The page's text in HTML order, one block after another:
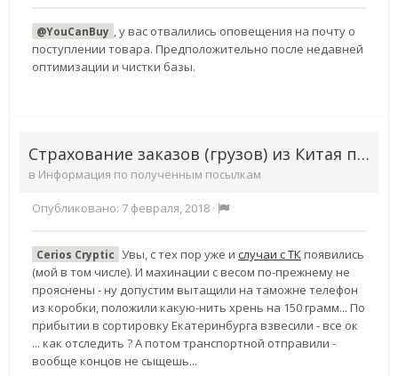
@YouCanBuy , у вас отвалились оповещения на почту о
поступлении товара. Предположительно после недавней
оптимизации и чистки базы.
Страхование заказов (грузов) из Китая предусмотрена?
в Информация по полученным посылкам
Опубликовано: 7 февраля, 2018 ·
Cerios Cryptic Увы, с тех пор уже и случаи с ТК появились
(мой в том числе). И махинации с весом по-прежнему не
прояснены - ну допустим вытащили на таможне телефон
из коробки, положили какую-нить хрень на 150 грамм... По
прибытии в сортировку Екатеринбурга взвесили - все ок
... как отследить ? А потом транспортной отправили -
вообще концов не сыщешь...